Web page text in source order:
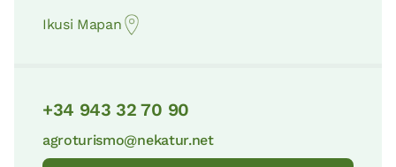
Ikusi Mapan
+34 943 32 70 90
agroturismo@nekatur.net